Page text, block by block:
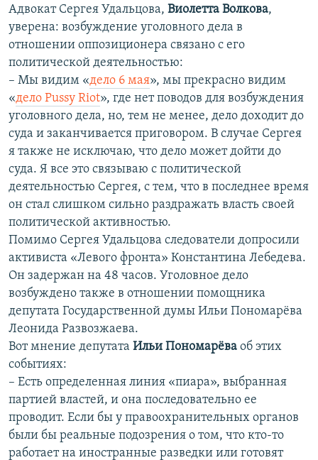
Адвокат Сергея Удальцова, Виолетта Волкова,
уверена: возбуждение уголовного дела в
отношении оппозиционера связано с его
политической деятельностью:
– Мы видим «дело 6 мая», мы прекрасно видим
«дело Pussy Riot», где нет поводов для возбуждения
уголовного дела, но, тем не менее, дело доходит до
суда и заканчивается приговором. В случае Сергея
я также не исключаю, что дело может дойти до
суда. Я все это связываю с политической
деятельностью Сергея, с тем, что в последнее время
он стал слишком сильно раздражать власть своей
политической активностью.
Помимо Сергея Удальцова следователи допросили
активиста «Левого фронта» Константина Лебедева.
Он задержан на 48 часов. Уголовное дело
возбуждено также в отношении помощника
депутата Государственной думы Ильи Пономарёва
Леонида Развозжаева.
Вот мнение депутата Ильи Пономарёва об этих
событиях:
– Есть определенная линия «пиара», выбранная
партией властей, и она последовательно ее
проводит. Если бы у правоохранительных органов
были бы реальные подозрения о том, что кто-то
работает на иностранные разведки или готовят